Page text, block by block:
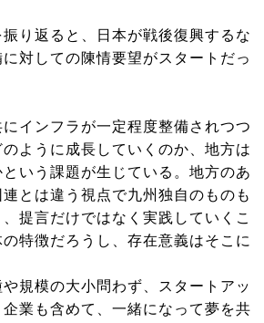
り返ると、日本が戦後復興するな
対しての陳情要望がスタートだっ
インフラが一定程度整備されつつ
ように成長していくのか、地方は
いう課題が生じている。地方のあ
とは違う視点で九州独自のものも
提言だけではなく実践していくこ
特徴だろうし、存在意義はそこに
規模の大小問わず、スタートアッ
業も含めて、一緒になって夢を共